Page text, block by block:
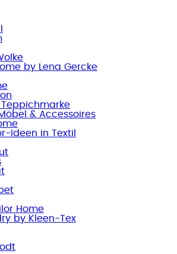
by Lena Gercke
Teppichmarke
& Accessoires
Ideen in Textil
Home
by Kleen-Tex